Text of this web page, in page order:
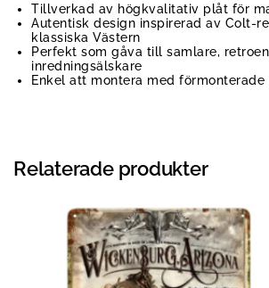
Tillverkad av högkvalitativ plåt för
Autentisk design inspirerad av Colt-
klassiska Västern
Perfekt som gåva till samlare,
inredningsälskare
Enkel att montera med
Relaterade produkter